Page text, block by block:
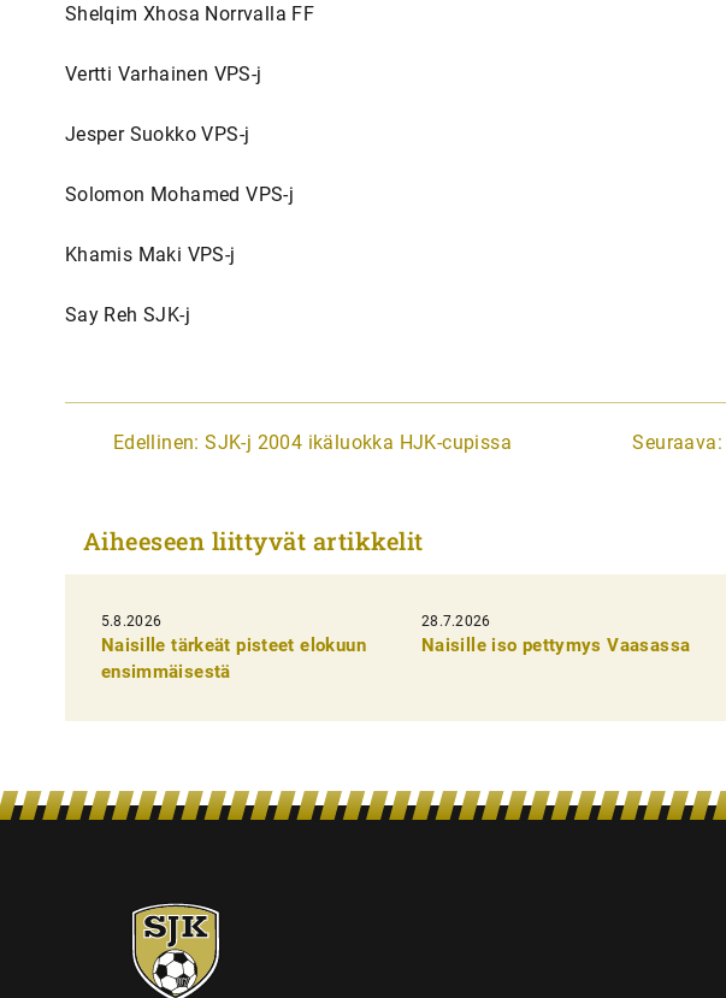
Shelqim Xhosa Norrvalla FF
Vertti Varhainen VPS-j
Jesper Suokko VPS-j
Solomon Mohamed VPS-j
Khamis Maki VPS-j
Say Reh SJK-j
A
i
k
e
n
Edellinen: SJK-j 2004 ikäluokka HJK-cupissa Seuraava:
Aiheeseen liittyvät artikkelit
5.8.2026
Naisille tärkeät pisteet elokuun
ensimmäisestä
28.7.2026
Naisille iso pettymys Vaasassa
SJK-
juniorit